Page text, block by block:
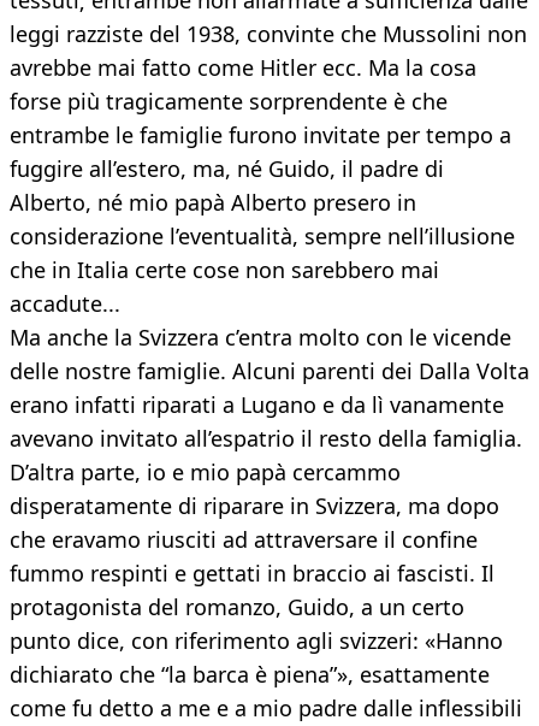
leggi razziste del 1938, convinte che Mussolini non
avrebbe mai fatto come Hitler ecc. Ma la cosa
forse più tragicamente sorprendente è che
entrambe le famiglie furono invitate per tempo a
fuggire all’estero, ma, né Guido, il padre di
Alberto, né mio papà Alberto presero in
considerazione l’eventualità, sempre nell’illusione
che in Italia certe cose non sarebbero mai
accadute...
Ma anche la Svizzera c’entra molto con le vicende
delle nostre famiglie. Alcuni parenti dei Dalla Volta
erano infatti riparati a Lugano e da lì vanamente
avevano invitato all’espatrio il resto della famiglia.
D’altra parte, io e mio papà cercammo
disperatamente di riparare in Svizzera, ma dopo
che eravamo riusciti ad attraversare il confine
fummo respinti e gettati in braccio ai fascisti. Il
protagonista del romanzo, Guido, a un certo
punto dice, con riferimento agli svizzeri: «Hanno
dichiarato che “la barca è piena”», esattamente
come fu detto a me e a mio padre dalle inflessibili